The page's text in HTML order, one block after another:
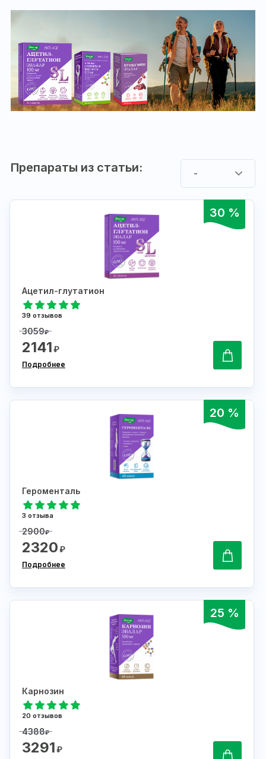
Препараты из статьи: -
30 %
Ацетил-глутатион
39 отзывов
3059₽
2141₽
Подробнее
20 %
Героменталь
3 отзыва
2900₽
2320₽
Подробнее
25 %
Карнозин
20 отзывов
4388₽
3291₽